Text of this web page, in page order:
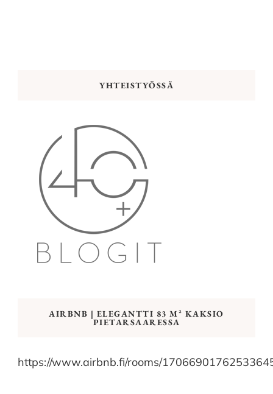
YHTEISTYÖSSÄ
AIRBNB | ELEGANTTI 83 M² KAKSIO
PIETARSAARESSA
https://www.airbnb.fi/rooms/